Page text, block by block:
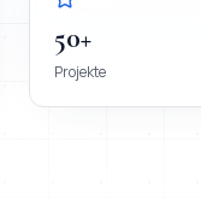
50+
Projekte